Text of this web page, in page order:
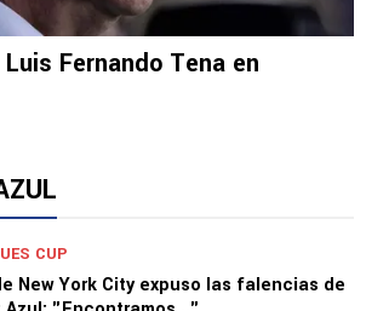
Fernando Tena en
CUP
New York City expuso las falencias de